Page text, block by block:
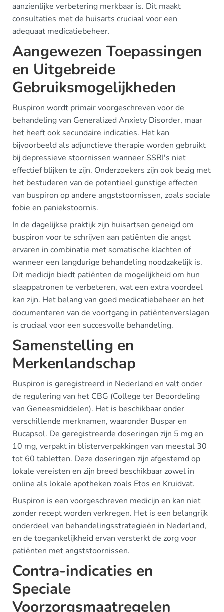
aanzienlijke verbetering merkbaar is. Dit maakt
consultaties met de huisarts cruciaal voor een
adequaat medicatiebeheer.
Aangewezen Toepassingen
en Uitgebreide
Gebruiksmogelijkheden
Buspiron wordt primair voorgeschreven voor de
behandeling van Generalized Anxiety Disorder, maar
het heeft ook secundaire indicaties. Het kan
bijvoorbeeld als adjunctieve therapie worden gebruikt
bij depressieve stoornissen wanneer SSRI's niet
effectief blijken te zijn. Onderzoekers zijn ook bezig met
het bestuderen van de potentieel gunstige effecten
van buspiron op andere angststoornissen, zoals sociale
fobie en paniekstoornis.
In de dagelijkse praktijk zijn huisartsen geneigd om
buspiron voor te schrijven aan patiënten die angst
ervaren in combinatie met somatische klachten of
wanneer een langdurige behandeling noodzakelijk is.
Dit medicijn biedt patiënten de mogelijkheid om hun
slaappatronen te verbeteren, wat een extra voordeel
kan zijn. Het belang van goed medicatiebeheer en het
documenteren van de voortgang in patiëntenverslagen
is cruciaal voor een succesvolle behandeling.
Samenstelling en
Merkenlandschap
Buspiron is geregistreerd in Nederland en valt onder
de regulering van het CBG (College ter Beoordeling
van Geneesmiddelen). Het is beschikbaar onder
verschillende merknamen, waaronder Buspar en
Bucapsol. De geregistreerde doseringen zijn 5 mg en
10 mg, verpakt in blisterverpakkingen van meestal 30
tot 60 tabletten. Deze doseringen zijn afgestemd op
lokale vereisten en zijn breed beschikbaar zowel in
online als lokale apotheken zoals Etos en Kruidvat.
Buspiron is een voorgeschreven medicijn en kan niet
zonder recept worden verkregen. Het is een belangrijk
onderdeel van behandelingsstrategieën in Nederland,
en de toegankelijkheid ervan versterkt de zorg voor
patiënten met angststoornissen.
Contra-indicaties en
Speciale
Voorzorgsmaatregelen